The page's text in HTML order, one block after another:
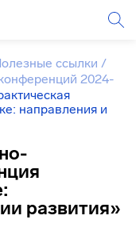
ссылки /
2024-
направления и
развития»